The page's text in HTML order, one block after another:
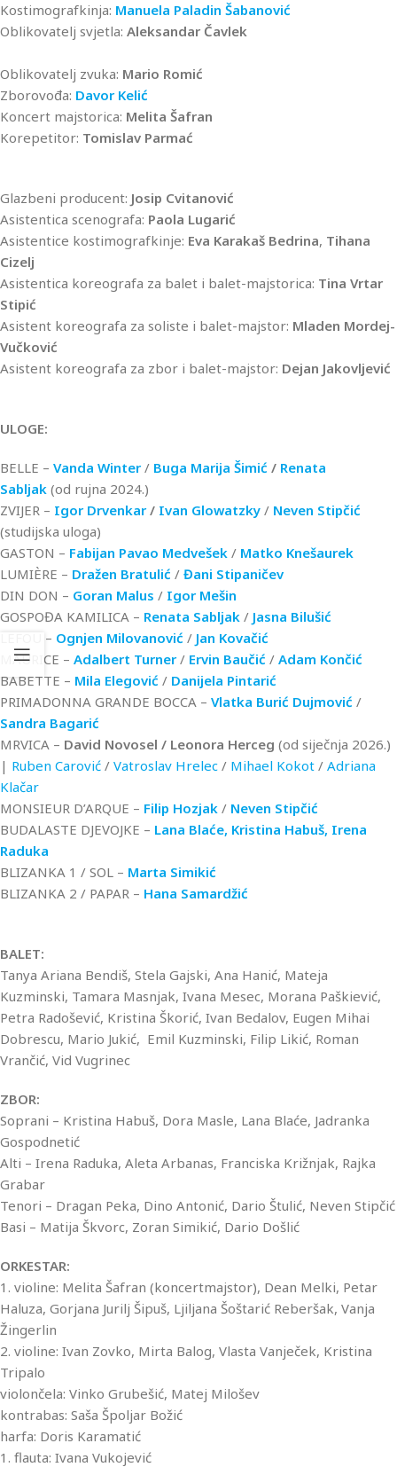
Kostimografkinja: Manuela Paladin Šabanović
Oblikovatelj svjetla: Aleksandar Čavlek
Oblikovatelj zvuka: Mario Romić
Zborovođa: Davor Kelić
Koncert majstorica: Melita Šafran
Korepetitor: Tomislav Parmać
Glazbeni producent: Josip Cvitanović
Asistentica scenografa: Paola Lugarić
Asistentice kostimografkinje: Eva Karakaš Bedrina, Tihana
Cizelj
Asistentica koreografa za balet i balet-majstorica: Tina Vrtar
Stipić
Asistent koreografa za soliste i balet-majstor: Mladen Mordej-
Vučković
Asistent koreografa za zbor i balet-majstor: Dejan Jakovljević
ULOGE:
BELLE – Vanda Winter/ Buga Marija Šimić / Renata
Sabljak (od rujna 2024.)
ZVIJER – Igor Drvenkar / Ivan Glowatzky / Neven Stipčić
(studijska uloga)
GASTON – Fabijan Pavao Medvešek / Matko Knešaurek
LUMIÈRE – Dražen Bratulić / Đani Stipaničev
DIN DON – Goran Malus / Igor Mešin
GOSPOĐA KAMILICA – Renata Sabljak / Jasna Bilušić
LEFOU – Ognjen Milovanović / Jan Kovačić
MAURICE – Adalbert Turner/ Ervin Baučić / Adam Končić
BABETTE – Mila Elegović / Danijela Pintarić
PRIMADONNA GRANDE BOCCA – Vlatka Burić Dujmović /
Sandra Bagarić
MRVICA – David Novosel / Leonora Herceg (od siječnja 2026.)
| Ruben Carović / Vatroslav Hrelec / Mihael Kokot / Adriana
Klačar
MONSIEUR D’ARQUE – Filip Hozjak / Neven Stipčić
BUDALASTE DJEVOJKE – Lana Blaće, Kristina Habuš, Irena
Raduka
BLIZANKA 1 / SOL – Marta Simikić
BLIZANKA 2 / PAPAR – Hana Samardžić
BALET:
Tanya Ariana Bendiš, Stela Gajski, Ana Hanić, Mateja
Kuzminski, Tamara Masnjak, Ivana Mesec, Morana Paškiević,
Petra Radošević, Kristina Škorić, Ivan Bedalov, Eugen Mihai
Dobrescu, Mario Jukić, Emil Kuzminski, Filip Likić, Roman
Vrančić, Vid Vugrinec
ZBOR:
Soprani – Kristina Habuš, Dora Masle, Lana Blaće, Jadranka
Gospodnetić
Alti – Irena Raduka, Aleta Arbanas, Franciska Križnjak, Rajka
Grabar
Tenori – Dragan Peka, Dino Antonić, Dario Štulić, Neven Stipčić
Basi – Matija Škvorc, Zoran Simikić, Dario Došlić
ORKESTAR:
1. violine: Melita Šafran (koncertmajstor), Dean Melki, Petar
Haluza, Gorjana Jurilj Šipuš, Ljiljana Šoštarić Reberšak, Vanja
Žingerlin
2. violine: Ivan Zovko, Mirta Balog, Vlasta Vanječek, Kristina
Tripalo
violončela: Vinko Grubešić, Matej Milošev
kontrabas: Saša Špoljar Božić
harfa: Doris Karamatić
1. flauta: Ivana Vukojević